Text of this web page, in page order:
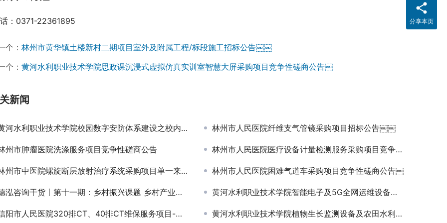
：0371-22361895
个： 林州市黄华镇土楼新村二期项目室外及附属工程/标段施工招标公告￼￼
个： 黄河水利职业技术学院思政课沉浸式虚拟仿真实训室智慧大屏采购项目竞争性磋商公告￼
新闻
河水利职业技术学院校园数字安防体系建设之校内安防项目成交公告￼ 林州市人民医院纤维支气管镜采购项目招标公告￼￼
州市肿瘤医院洗涤服务项目竞争性磋商公告 林州市人民医院医疗设备计量检测服务采购项目竞争性磋商公告
州市中医院螺旋断层放射治疗系统采购项目单一来源采购公告 林州市人民医院困难气道车采购项目竞争性磋商公告￼
泓咨询干货丨第十一期：乡村振兴课题 乡村产业兴旺类型解析一 黄河水利职业技术学院智能电子及5G全网运维设备采购项目成交公告
阳市人民医院320排CT、40排CT维保服务项目-公开招标公告 黄河水利职业技术学院植物生长监测设备及农田水利设计软件采购项目成交公告￼
分享本页